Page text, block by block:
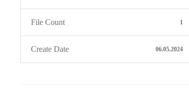
File Count 1
Create Date 06.05.2024